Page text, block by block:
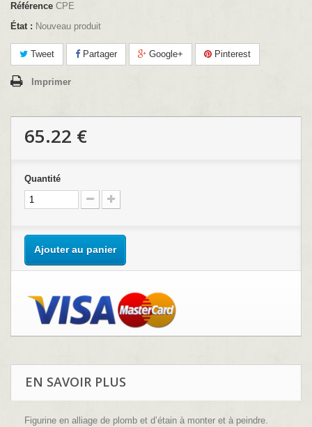
Référence CPE
État : Nouveau produit
Tweet Partager Google+ Pinterest
Imprimer
65.22 €
Quantité
Ajouter au panier
EN SAVOIR PLUS
Figurine en alliage de plomb et d’étain à monter et à peindre.